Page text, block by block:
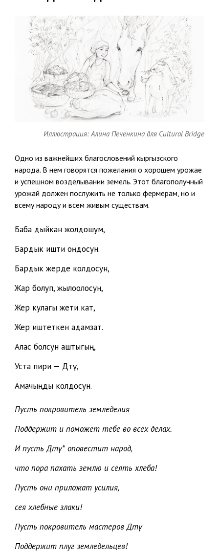
Иллюстрация: Алина Печенкина для Cultural Bridge
Одно из важнейших благословений кыргызского
народа. В нем говорятся пожелания о хорошем урожае
и успешном возделывании земель. Этот благополучный
урожай должен послужить не только фермерам, но и
всему народу и всем живым существам.
Баба дыйкан жолдошум,
Бардык ишти оңдосун.
Бардык жерде колдосун,
Жар болуп, жылоолосун,
Жер кулагы жети кат,
Жер иштеткен адамзат.
Алас болсун аштыгың,
Уста пири — Дөөтү,
Амачыңды колдосун.
Пусть покровитель земледелия
Поддержит и поможет тебе во всех делах.
И пусть Дөөтү* оповестит народ,
что пора пахать землю и сеять хлеба!
Пусть они приложат усилия,
сея хлебные злаки!
Пусть покровитель мастеров Дөөтү
Поддержит плуг земледельцев!